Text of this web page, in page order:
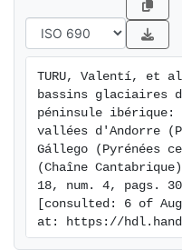
géoélectriques : une
des résistivités
considérés comme
intermédiaire, moins
résistivité plus élevées
pouvant être
deltaïque pro-glaciaire
supérieure, avec des
variables (100 - 1500
sédiments alluviaux
TURU, Valentí, et
bassins glaciaires
péninsule ibérique:
vallées d'Andorre
Gállego (Pyrénées
(Chaîne
18, num. 4, pags.
[consulted: 6 of
at: https://